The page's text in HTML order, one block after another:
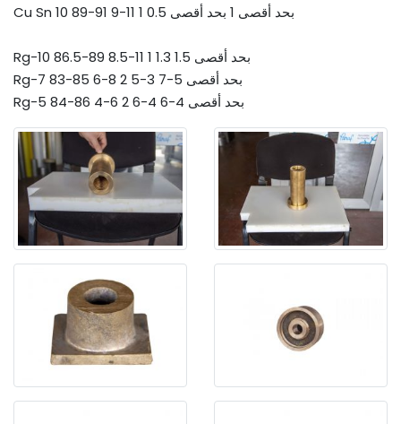
Cu Sn 10 89-91 9-11 1 بحد أقصى 1 بحد أقصى 0.5
Rg-10 86.5-89 8.5-11 1 بحد أقصى 1.5 1.3
Rg-7 83-85 6-8 2 بحد أقصى 5-7 3-5
Rg-5 84-86 4-6 2 بحد أقصى 4-6 4-6